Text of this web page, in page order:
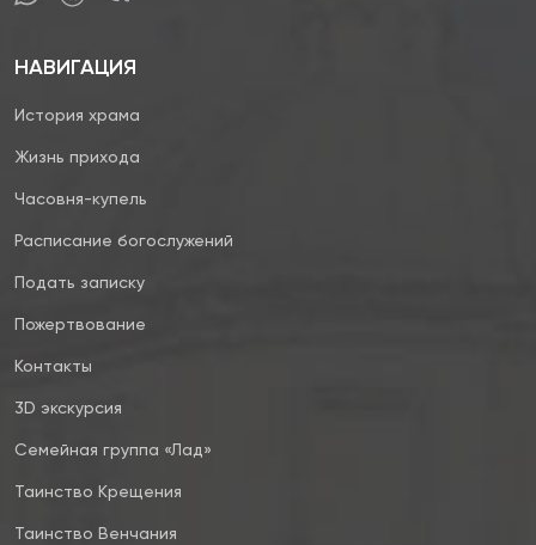
НАВИГАЦИЯ
История храма
Жизнь прихода
Часовня-купель
Расписание богослужений
Подать записку
Пожертвование
Контакты
3D экскурсия
Семейная группа «Лад»
Таинство Крещения
Таинство Венчания